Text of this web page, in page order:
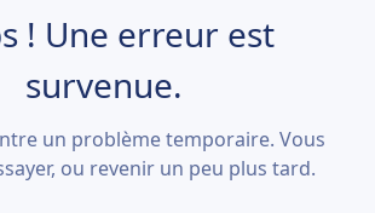
! Une erreur est
survenue.
un problème temporaire. Vous
ou revenir un peu plus tard.